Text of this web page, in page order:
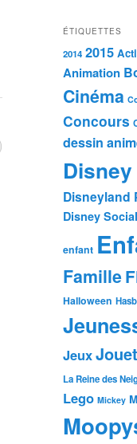
ÉTIQUETTES
2014 2015
Animation
Cinéma
Concours
dessin
Disney
Disneyland
Disney
enfant
Famille
Halloween
Jeux
La Reine des
Lego Mickey